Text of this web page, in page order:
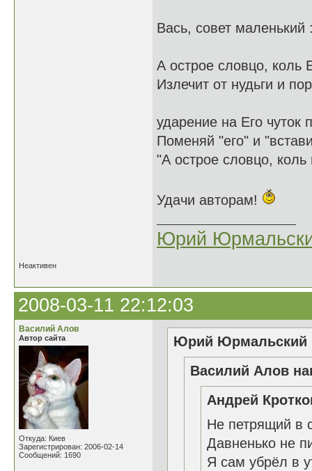
Вась, совет маленький
А острое словцо, коль
Излечит от нудьги и
ударение на Его чуток
Поменяй "его" и
"А острое словцо, коль
Удачи авторам!
Юрий
Неактивен
2008-03-11 22:12:03
Василий Алов
Автор сайта
Откуда: Киев
Зарегистрирован: 2006-02-14
Сообщений: 1690
Юрий Юрмальский
Василий Алов
Андрей
Не петрящий в
Давненько не
Я сам убрёл в